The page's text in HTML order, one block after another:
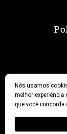
Nós usamos
melhor experiência
que você